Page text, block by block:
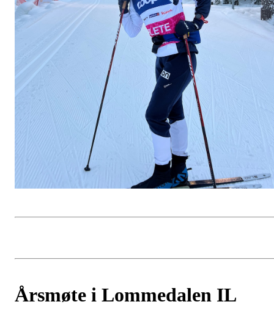
Årsmøte i Lommedalen IL